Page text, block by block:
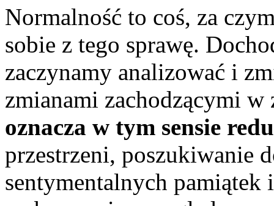
Normalność to coś, za
sobie z tego sprawę.
zaczynamy analizować i
zmianami zachodzącymi
oznacza w tym sensie
przestrzeni, poszukiwanie
sentymentalnych